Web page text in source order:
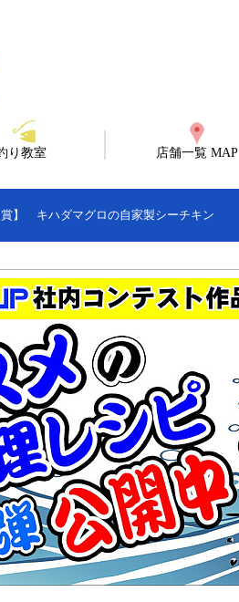
り教室 店舗一覧 MAP
賞】 キハダマグロの自家製シーチキン